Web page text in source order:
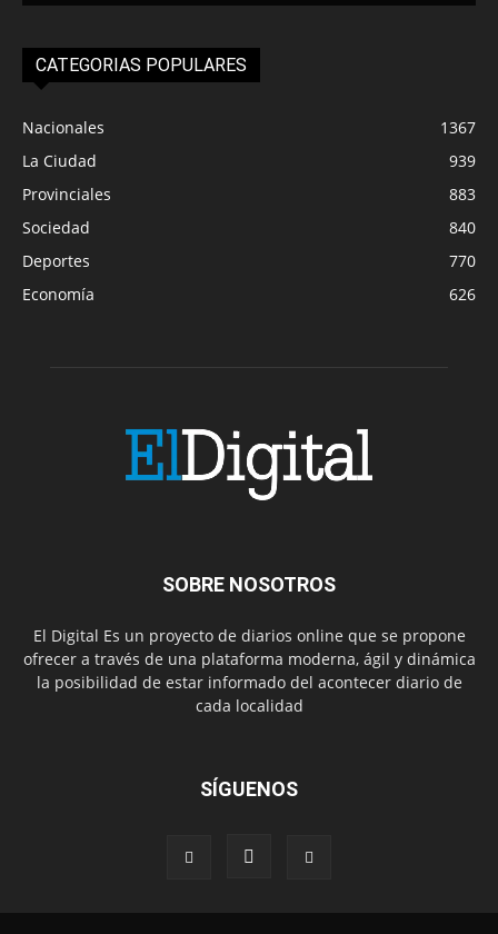
CATEGORIAS POPULARES
Nacionales
1367
La Ciudad
939
Provinciales
883
Sociedad
840
Deportes
770
Economía
626
SOBRE NOSOTROS
El Digital Es un proyecto de diarios online que se propone
ofrecer a través de una plataforma moderna, ágil y dinámica
la posibilidad de estar informado del acontecer diario de
cada localidad
SÍGUENOS